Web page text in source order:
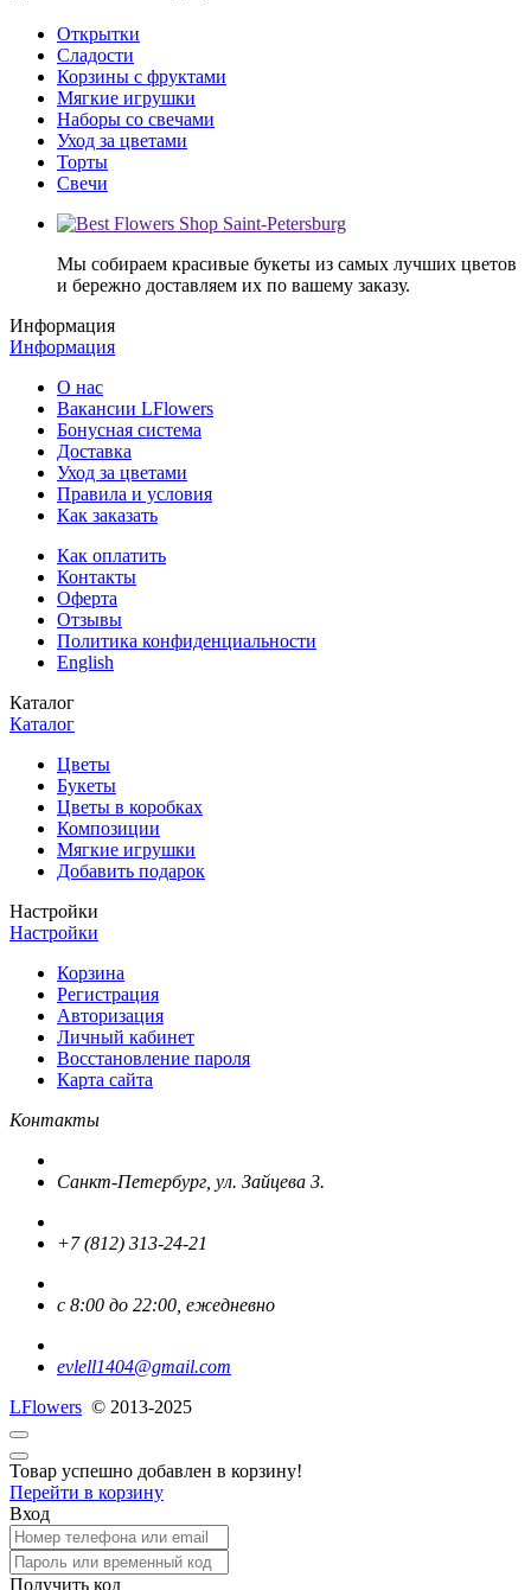
Открытки
Сладости
Корзины с фруктами
Мягкие игрушки
Наборы со свечами
Уход за цветами
Торты
Свечи
Мы собираем красивые букеты из самых лучших цветов
и бережно доставляем их по вашему заказу.
Информация
Информация
О нас
Вакансии LFlowers
Бонусная система
Доставка
Уход за цветами
Правила и условия
Как заказать
Как оплатить
Контакты
Оферта
Отзывы
Политика конфиденциальности
English
Каталог
Каталог
Цветы
Букеты
Цветы в коробках
Композиции
Мягкие игрушки
Добавить подарок
Настройки
Настройки
Корзина
Регистрация
Авторизация
Личный кабинет
Восстановление пароля
Карта сайта
Контакты
Санкт-Петербург, ул. Зайцева 3.
+7 (812) 313-24-21
с 8:00 до 22:00, ежедневно
evlell1404@gmail.com
LFlowers © 2013-2025
Товар успешно добавлен в корзину!
Перейти в корзину
Вход
Получить код